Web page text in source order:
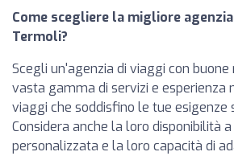
Come scegliere la migliore
Termoli?
Scegli un'agenzia di viaggi con buone
vasta gamma di servizi e esperienza
viaggi che soddisfino le tue esigenze
Considera anche la loro disponibilità
personalizzata e la loro capacità di